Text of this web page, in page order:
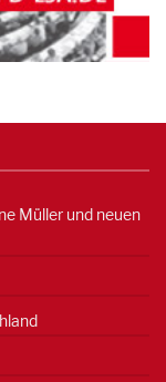
Müller und neuen